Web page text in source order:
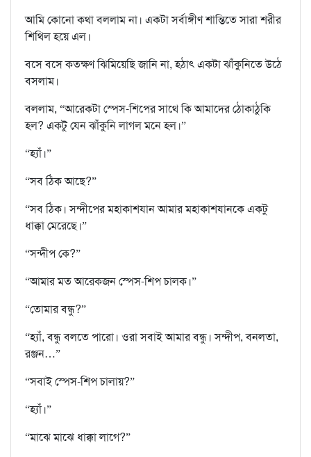
আমি কোনো কথা বললাম না। একটা সর্বাঙ্গীণ শান্তিতে সারা শরীর
শিথিল হয়ে এল।
বসে বসে কতক্ষণ ঝিমিয়েছি জানি না, হঠাৎ একটা ঝাঁকুনিতে উঠে
বসলাম।
বললাম, “আরেকটা স্পেস-শিপের সাথে কি আমাদের ঠোকাঠুকি
হল? একটু যেন ঝাঁকুনি লাগল মনে হল।”
“হ‍্যাঁ।”
“সব ঠিক আছে?”
“সব ঠিক। সন্দীপের মহাকাশযান আমার মহাকাশযানকে একটু
ধাক্কা মেরেছে।”
“সন্দীপ কে?”
“আমার মত আরেকজন স্পেস-শিপ চালক।”
“তোমার বন্ধু?”
“হ‍্যাঁ, বন্ধু বলতে পারো। ওরা সবাই আমার বন্ধু। সন্দীপ, বনলতা,
রঞ্জন…”
“সবাই স্পেস-শিপ চালায়?”
“হ‍্যাঁ।”
“মাঝে মাঝে ধাক্কা লাগে?”